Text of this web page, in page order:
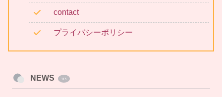
contact
プライバシーポリシー
NEWS 113